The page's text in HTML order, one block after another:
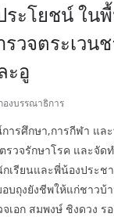
ะโยชน์ ใน
รวจตระเวน
ะอู
องบรรณาธิการ
ารศึกษา,การกีฬา แล
รวจรักษาโรค และจัด
เรียนและพี่น้องประช
บถุงยังชีพให้แก่ชาวบ้
เอก สมพงษ์ ชิงดวง ร